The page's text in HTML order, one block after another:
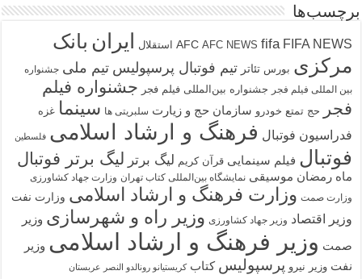
برچسب‌ها
AFC AFC NEWS fifa FIFA NEWS استقلال ایران بانک
مرکزی بورس تئاتر تیم فوتبال پرسپولیس تیم ملی جشنواره
بین المللی فیلم فجر جشنواره بین‌المللی فیلم فجر جشنواره فیلم
فجر
حج تمتع خودرو سازمان حج و زیارت سلبریتی ها سینما غزه
فدراسیون فوتبال فرهنگ و ارشاد اسلامی فلسطین
فوتبال فیلم سینمایی قرآن کریم لیگ برتر لیگ برتر فوتبال
ماه رمضان موسیقی نمایشگاه بین‌المللی کتاب تهران وزارت جهاد کشاورزی
وزارت صمت وزارت فرهنگ و ارشاد اسلامی وزارت نفت
وزیر اقتصاد وزیر جهاد کشاورزی وزیر راه و شهرسازی وزیر
صمت وزیر فرهنگ و ارشاد اسلامی وزیر
نفت وزیر نیرو پرسپولیس کتاب کریستیانو رونالدو النصر عربستان